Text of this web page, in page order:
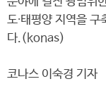
도∙태평양 지역을
다.(konas)
코나스 이숙경 기자